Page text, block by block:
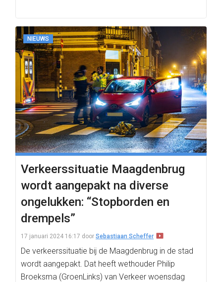
NIEUWS
Verkeerssituatie Maagdenbrug
wordt aangepakt na diverse
ongelukken: “Stopborden en
drempels”
17 januari 2024 16:17 door Sebastiaan Scheffer
De verkeerssituatie bij de Maagdenbrug in de stad
wordt aangepakt. Dat heeft wethouder Philip
Broeksma (GroenLinks) van Verkeer woensdag